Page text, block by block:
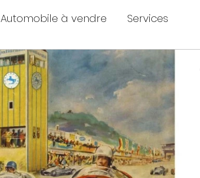
Automobile à vendre Services